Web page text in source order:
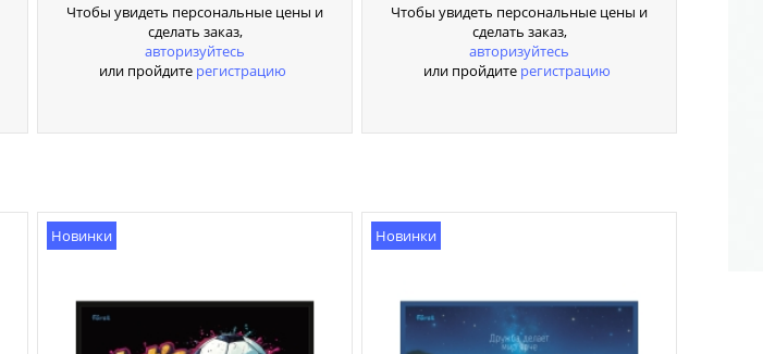
Чтобы увидеть персональные цены и
сделать заказ,
авторизуйтесь
или пройдите регистрацию
Чтобы увидеть персональные цены и
сделать заказ,
авторизуйтесь
или пройдите регистрацию
Новинки Новинки